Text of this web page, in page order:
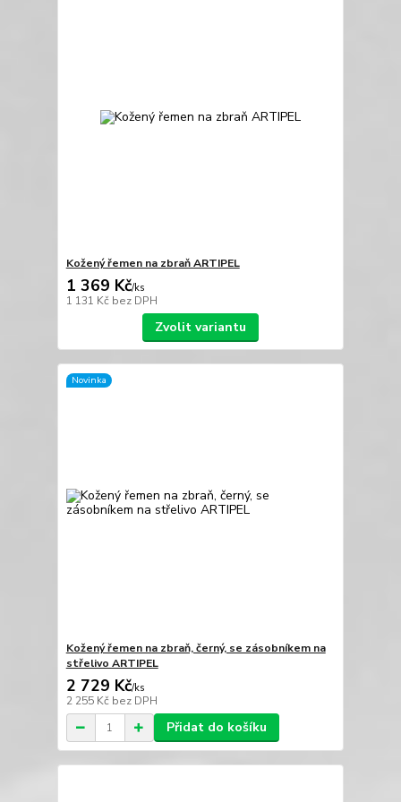
Kožený řemen na zbraň ARTIPEL
1 369 Kč/ks
1 131 Kč bez DPH
Zvolit variantu
Novinka
Kožený řemen na zbraň, černý, se zásobníkem na
střelivo ARTIPEL
2 729 Kč/ks
2 255 Kč bez DPH
Přidat do košíku